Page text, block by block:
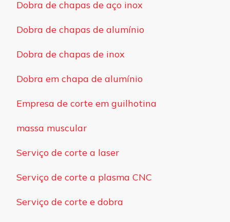
Dobra de chapas de aço inox
Dobra de chapas de alumínio
Dobra de chapas de inox
Dobra em chapa de alumínio
Empresa de corte em guilhotina
massa muscular
Serviço de corte a laser
Serviço de corte a plasma CNC
Serviço de corte e dobra